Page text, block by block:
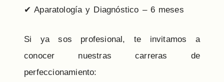
✔ Aparatología y Diagnóstico – 6 meses
Si ya sos profesional, te invitamos a
conocer nuestras carreras de
perfeccionamiento: